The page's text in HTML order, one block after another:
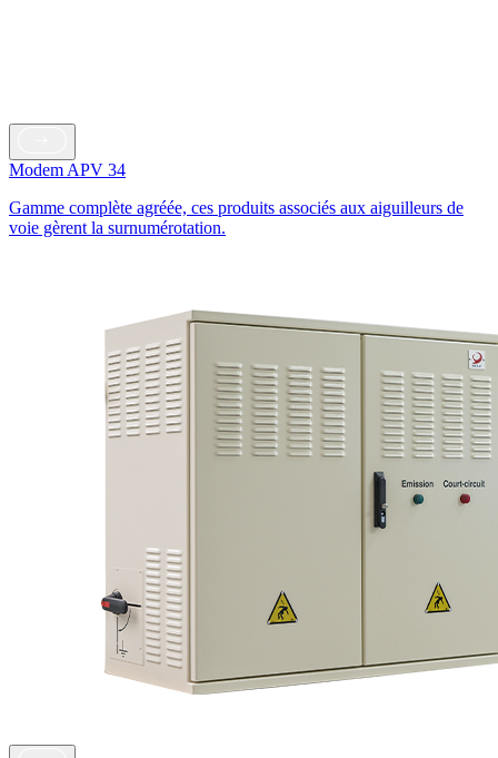
Modem APV 34
Gamme complète agréée, ces produits associés aux aiguilleurs de
voie gèrent la surnumérotation.